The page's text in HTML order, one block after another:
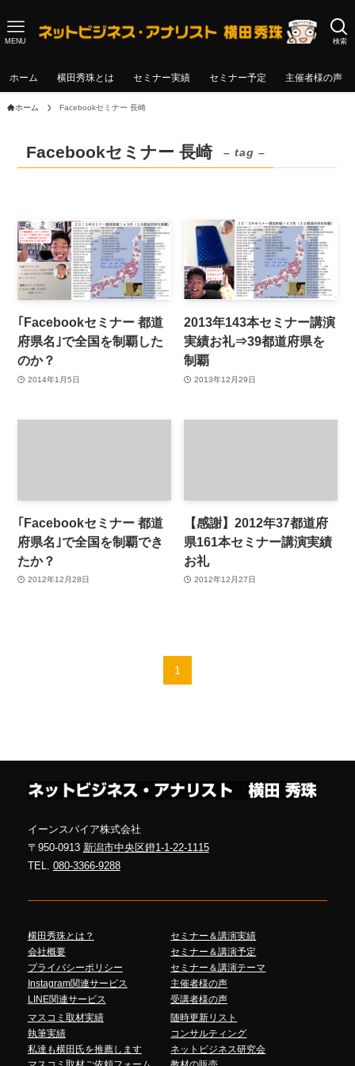
検索
MENU
ホーム 横田秀珠とは セミナー実績 セミナー予定 主催者様の声
ホーム Facebookセミナー 長崎
Facebookセミナー 長崎 – tag –
｢Facebookセミナー 都道
府県名｣で全国を制覇した
のか？
2014年1月5日
2013年143本セミナー講演
実績お礼⇒39都道府県を
制覇
2013年12月29日
｢Facebookセミナー 都道
府県名｣で全国を制覇でき
たか？
2012年12月28日
【感謝】2012年37都道府
県161本セミナー講演実績
お礼
2012年12月27日
1
イーンスパイア株式会社
〒950-0913 新潟市中央区鐙1-1-22-1115
TEL. 080-3366-9288
横田秀珠とは？
会社概要
プライバシーポリシー
Instagram関連サービス
LINE関連サービス
セミナー＆講演実績
セミナー＆講演予定
セミナー＆講演テーマ
主催者様の声
受講者様の声
マスコミ取材実績
執筆実績
私達も横田氏を推薦します
随時更新リスト
コンサルティング
ネットビジネス研究会